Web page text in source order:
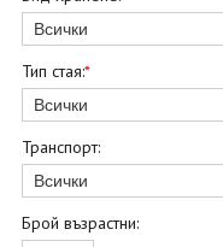
Тип стая:*
Транспорт:
Брой възрастни: